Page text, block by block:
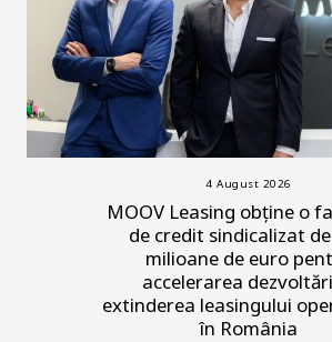
4 August 2026
MOOV Leasing obține o
de credit sindicalizat
milioane de euro
accelerarea
extinderea leasingului
în România